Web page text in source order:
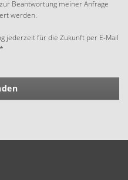
Beantwortung meiner Anfrage
werden.
jederzeit für die Zukunft per E-Mail